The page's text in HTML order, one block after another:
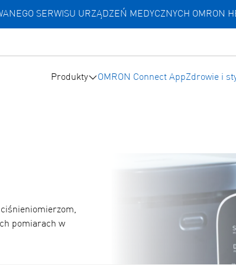
SERWISU URZĄDZEŃ MEDYCZNYCH OMRON
Produkty OMRON Connect AppZdrowie i
pomiarach w